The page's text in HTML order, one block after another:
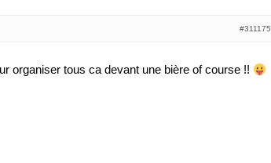
#311175
organiser tous ca devant une bière of course !!